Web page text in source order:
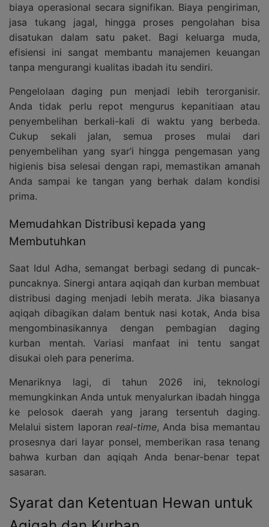
biaya operasional secara signifikan. Biaya pengiriman,
jasa tukang jagal, hingga proses pengolahan bisa
disatukan dalam satu paket. Bagi keluarga muda,
efisiensi ini sangat membantu manajemen keuangan
tanpa mengurangi kualitas ibadah itu sendiri.
Pengelolaan daging pun menjadi lebih terorganisir.
Anda tidak perlu repot mengurus kepanitiaan atau
penyembelihan berkali-kali di waktu yang berbeda.
Cukup sekali jalan, semua proses mulai dari
penyembelihan yang syar’i hingga pengemasan yang
higienis bisa selesai dengan rapi, memastikan amanah
Anda sampai ke tangan yang berhak dalam kondisi
prima.
Memudahkan Distribusi kepada yang
Membutuhkan
Saat Idul Adha, semangat berbagi sedang di puncak-
puncaknya. Sinergi antara aqiqah dan kurban membuat
distribusi daging menjadi lebih merata. Jika biasanya
aqiqah dibagikan dalam bentuk nasi kotak, Anda bisa
mengombinasikannya dengan pembagian daging
kurban mentah. Variasi manfaat ini tentu sangat
disukai oleh para penerima.
Menariknya lagi, di tahun 2026 ini, teknologi
memungkinkan Anda untuk menyalurkan ibadah hingga
ke pelosok daerah yang jarang tersentuh daging.
Melalui sistem laporan real-time, Anda bisa memantau
prosesnya dari layar ponsel, memberikan rasa tenang
bahwa kurban dan aqiqah Anda benar-benar tepat
sasaran.
Syarat dan Ketentuan Hewan untuk